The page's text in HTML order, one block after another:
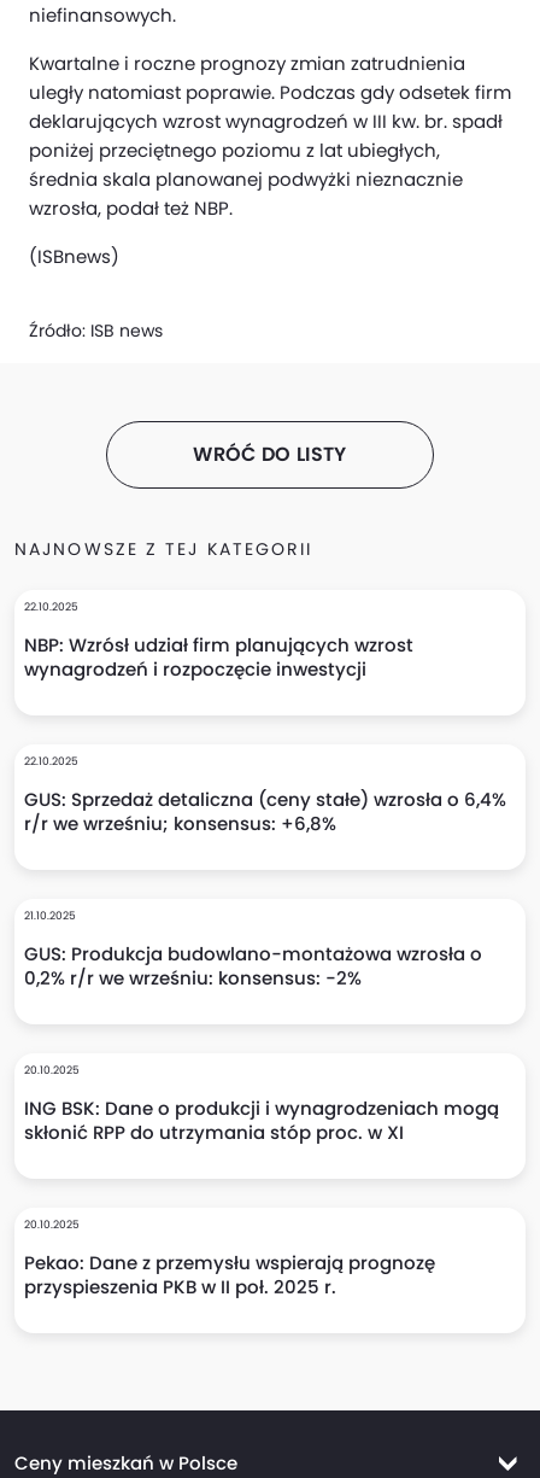
niefinansowych.
Kwartalne i roczne prognozy zmian zatrudnienia
uległy natomiast poprawie. Podczas gdy odsetek firm
deklarujących wzrost wynagrodzeń w III kw. br. spadł
poniżej przeciętnego poziomu z lat ubiegłych,
średnia skala planowanej podwyżki nieznacznie
wzrosła, podał też NBP.
(ISBnews)
Źródło: ISB news
WRÓĆ DO LISTY
NAJNOWSZE Z TEJ KATEGORII
22.10.2025
NBP: Wzrósł udział firm planujących wzrost
wynagrodzeń i rozpoczęcie inwestycji
22.10.2025
GUS: Sprzedaż detaliczna (ceny stałe) wzrosła o 6,4%
r/r we wrześniu; konsensus: +6,8%
21.10.2025
GUS: Produkcja budowlano-montażowa wzrosła o
0,2% r/r we wrześniu: konsensus: -2%
20.10.2025
ING BSK: Dane o produkcji i wynagrodzeniach mogą
skłonić RPP do utrzymania stóp proc. w XI
20.10.2025
Pekao: Dane z przemysłu wspierają prognozę
przyspieszenia PKB w II poł. 2025 r.
Ceny mieszkań w Polsce